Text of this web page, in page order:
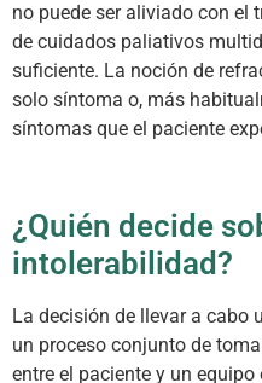
no puede ser aliviado con el
de cuidados paliativos
suficiente. La noción de
solo síntoma o, más
síntomas que el paciente
¿Quién decide
intolerabilidad?
La decisión de llevar a cabo
un proceso conjunto de
entre el paciente y un